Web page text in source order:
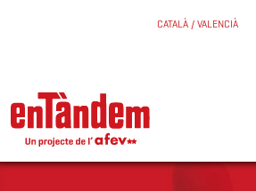
CATALÀ / VALENCIÀ